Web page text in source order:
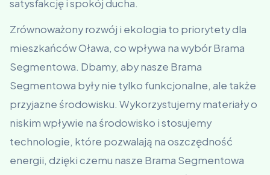
satysfakcję i spokój ducha.
Zrównoważony rozwój i ekologia to priorytety dla
mieszkańców Oława, co wpływa na wybór Brama
Segmentowa. Dbamy, aby nasze Brama
Segmentowa były nie tylko funkcjonalne, ale także
przyjazne środowisku. Wykorzystujemy materiały o
niskim wpływie na środowisko i stosujemy
technologie, które pozwalają na oszczędność
energii, dzięki czemu nasze Brama Segmentowa